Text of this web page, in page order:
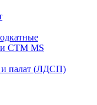
CTM MS
и палат (ЛДСП)